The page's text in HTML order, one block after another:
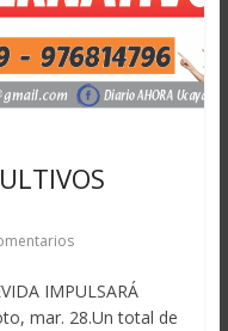
IMPULSARÁ
mar. 28.Un total de